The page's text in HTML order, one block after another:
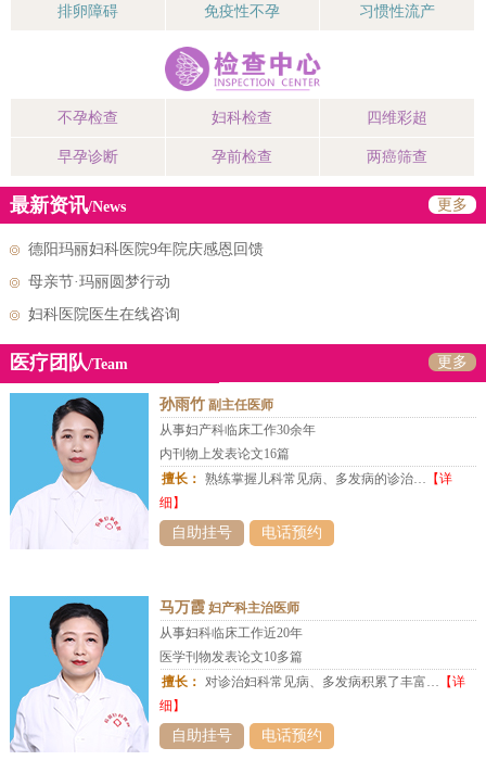
排卵障碍 免疫性不孕 习惯性流产
不孕检查 妇科检查 四维彩超
早孕诊断 孕前检查 两癌筛查
最新资讯/News 更多
德阳玛丽妇科医院9年院庆感恩回馈
母亲节·玛丽圆梦行动
妇科医院医生在线咨询
医疗团队/Team 更多
孙雨竹副主任医师
从事妇产科临床工作30余年
内刊物上发表论文16篇
擅长： 熟练掌握儿科常见病、多发病的诊治… 【详
细】
自助挂号 电话预约
马万霞妇产科主治医师
从事妇科临床工作近20年
医学刊物发表论文10多篇
擅长： 对诊治妇科常见病、多发病积累了丰富… 【详
细】
自助挂号 电话预约